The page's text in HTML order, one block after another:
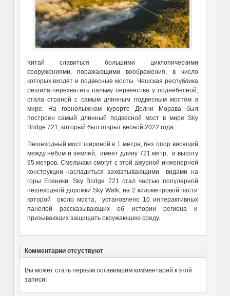
Китай славиться большими циклопическими
сооружениями, поражающими воображения, в число
которых входят и подвесные мосты. Чешская республика
решила перехватить пальму первенства у поднебесной,
стала страной с самым длинным подвесным мостом в
мире. На горнолыжном курорте Долни Морава был
построен самый длинный подвесной мост в мире Sky
Bridge 721, который был открыт весной 2022 года.
Пешеходный мост шириной в 1 метра, без опор висящий
между небом и землей, имеет длину 721 метр, и высоту
95 метров. Смельчаки смогут с этой ажурной инженерной
конструкции насладиться захватывающими видами на
горы Есеники. Sky Bridge 721 стал частью популярной
пешеходной дорожки Sky Walk, на 2 километровой части
которой около моста, установлено 10 интерактивных
панелей рассказывающих об истории региона и
призывающих защищать окружающею среду.
Комментарии отсуствуют
Вы может стать первым оставившим комментарий к этой
записи!